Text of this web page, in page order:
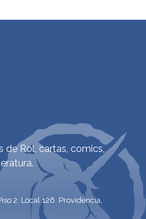
de Rol, cartas, comics,
2, Local 126. Providencia,